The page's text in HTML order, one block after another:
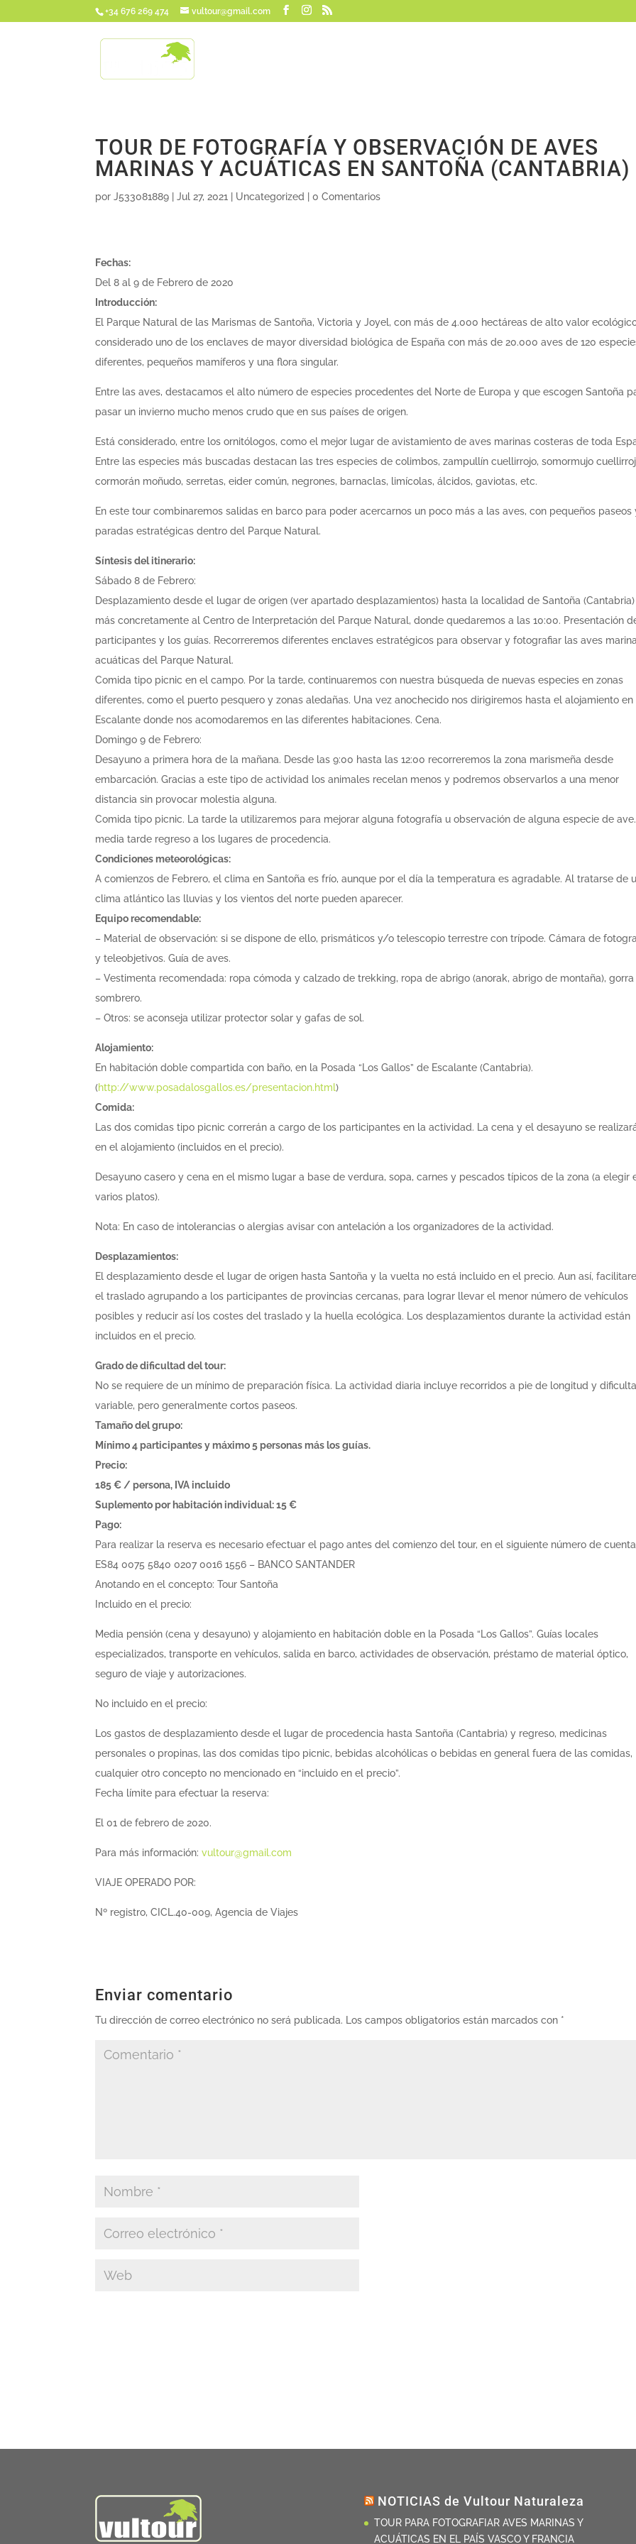
+34 676 269 474 vultour@gmail.com
TOUR DE FOTOGRAFÍA Y OBSERVACIÓN DE AVES
MARINAS Y ACUÁTICAS EN SANTOÑA (CANTABRIA)
porJ533081889 |Jul 27, 2021 Uncategorized |0 Comentarios
Fechas:
Del 8 al 9 de Febrero de 2020
Introducción:
El Parque Natural de las Marismas de Santoña, Victoria y Joyel, con más de 4.000 hectáreas de alto valor
considerado uno de los enclaves de mayor diversidad biológica de España con más de 20.000 aves de 120
diferentes, pequeños mamíferos y una flora singular.
Entre las aves, destacamos el alto número de especies procedentes del Norte de Europa y que escogen Santoña
pasar un invierno mucho menos crudo que en sus países de origen.
Está considerado, entre los ornitólogos, como el mejor lugar de avistamiento de aves marinas costeras de toda
Entre las especies más buscadas destacan las tres especies de colimbos, zampullín cuellirrojo, somormujo
cormorán moñudo, serretas, eider común, negrones, barnaclas, limícolas, álcidos, gaviotas, etc.
En este tour combinaremos salidas en barco para poder acercarnos un poco más a las aves, con pequeños paseos
paradas estratégicas dentro del Parque Natural.
Síntesis del itinerario:
Sábado 8 de Febrero:
Desplazamiento desde el lugar de origen (ver apartado desplazamientos) hasta la localidad de Santoña
más concretamente al Centro de Interpretación del Parque Natural, donde quedaremos a las 10:00. Presentación
participantes y los guías. Recorreremos diferentes enclaves estratégicos para observar y fotografiar las aves
acuáticas del Parque Natural.
Comida tipo picnic en el campo. Por la tarde, continuaremos con nuestra búsqueda de nuevas especies en zonas
diferentes, como el puerto pesquero y zonas aledañas. Una vez anochecido nos dirigiremos hasta el alojamiento en
Escalante donde nos acomodaremos en las diferentes habitaciones. Cena.
Domingo 9 de Febrero:
Desayuno a primera hora de la mañana. Desde las 9:00 hasta las 12:00 recorreremos la zona marismeña desde
embarcación. Gracias a este tipo de actividad los animales recelan menos y podremos observarlos a una menor
distancia sin provocar molestia alguna.
Comida tipo picnic. La tarde la utilizaremos para mejorar alguna fotografía u observación de alguna especie de
media tarde regreso a los lugares de procedencia.
Condiciones meteorológicas:
A comienzos de Febrero, el clima en Santoña es frío, aunque por el día la temperatura es agradable. Al tratarse de
clima atlántico las lluvias y los vientos del norte pueden aparecer.
Equipo recomendable:
– Material de observación: si se dispone de ello, prismáticos y/o telescopio terrestre con trípode. Cámara de
y teleobjetivos. Guía de aves.
– Vestimenta recomendada: ropa cómoda y calzado de trekking, ropa de abrigo (anorak, abrigo de montaña), gorra
sombrero.
– Otros: se aconseja utilizar protector solar y gafas de sol.
Alojamiento:
En habitación doble compartida con baño, en la Posada “Los Gallos” de Escalante (Cantabria).
(http://www.posadalosgallos.es/presentacion.html)
Comida:
Las dos comidas tipo picnic correrán a cargo de los participantes en la actividad. La cena y el desayuno se
en el alojamiento (incluidos en el precio).
Desayuno casero y cena en el mismo lugar a base de verdura, sopa, carnes y pescados típicos de la zona (a elegir
varios platos).
Nota: En caso de intolerancias o alergias avisar con antelación a los organizadores de la actividad.
Desplazamientos:
El desplazamiento desde el lugar de origen hasta Santoña y la vuelta no está incluido en el precio. Aun así,
el traslado agrupando a los participantes de provincias cercanas, para lograr llevar el menor número de vehículos
posibles y reducir así los costes del traslado y la huella ecológica. Los desplazamientos durante la actividad están
incluidos en el precio.
Grado de dificultad del tour:
No se requiere de un mínimo de preparación física. La actividad diaria incluye recorridos a pie de longitud y
variable, pero generalmente cortos paseos.
Tamaño del grupo:
Mínimo 4 participantes y máximo 5 personas más los guías.
Precio:
185 € / persona, IVA incluido
Suplemento por habitación individual: 15 €
Pago:
Para realizar la reserva es necesario efectuar el pago antes del comienzo del tour, en el siguiente número de
ES84 0075 5840 0207 0016 1556 – BANCO SANTANDER
Anotando en el concepto: Tour Santoña
Incluido en el precio:
Media pensión (cena y desayuno) y alojamiento en habitación doble en la Posada “Los Gallos”. Guías locales
especializados, transporte en vehículos, salida en barco, actividades de observación, préstamo de material óptico,
seguro de viaje y autorizaciones.
No incluido en el precio:
Los gastos de desplazamiento desde el lugar de procedencia hasta Santoña (Cantabria) y regreso, medicinas
personales o propinas, las dos comidas tipo picnic, bebidas alcohólicas o bebidas en general fuera de las comidas,
cualquier otro concepto no mencionado en “incluido en el precio”.
Fecha límite para efectuar la reserva:
El 01 de febrero de 2020.
Para más información:vultour@gmail.com
VIAJE OPERADO POR:
Nº registro, CICL.40-009, Agencia de Viajes
Enviar comentario
Tu dirección de correo electrónico no será publicada. Los campos obligatorios están marcados con *
NOTICIAS de Vultour Naturaleza
TOUR PARA FOTOGRAFIAR AVES MARINAS Y
ACUÁTICAS EN EL PAÍS VASCO Y FRANCIA